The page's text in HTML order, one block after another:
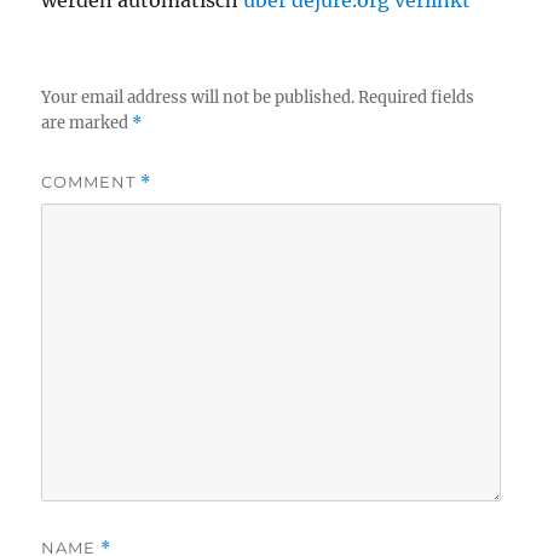
Your email address will not be published. Required fields
are marked *
COMMENT *
NAME *